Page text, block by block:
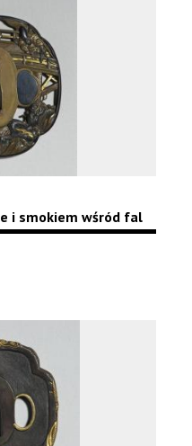
i smokiem wśród fal